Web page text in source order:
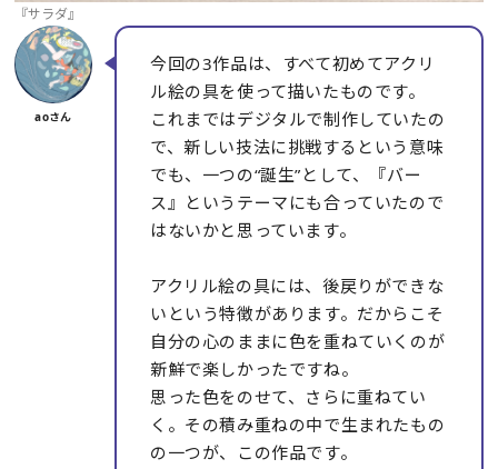
『サラダ』
今回の3作品は、すべて初めてアクリ
ル絵の具を使って描いたものです。
これまではデジタルで制作していたの
で、新しい技法に挑戦するという意味
でも、一つの“誕生”として、『バー
ス』というテーマにも合っていたので
はないかと思っています。
アクリル絵の具には、後戻りができな
いという特徴があります。だからこそ
自分の心のままに色を重ねていくのが
新鮮で楽しかったですね。
思った色をのせて、さらに重ねてい
く。その積み重ねの中で生まれたもの
の一つが、この作品です。